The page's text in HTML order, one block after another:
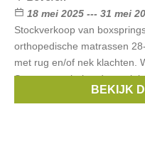
18 mei 2025 --- 31 mei
Stockverkoop van
orthopedische matrassen
met rug en/of nek klachten.
Sevyat, een bekende merk
SevyatBEKIJK